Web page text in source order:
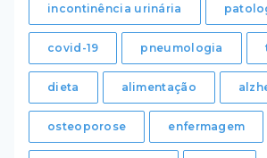
incontinência urinária
covid-19 pneumologia
dieta alimentação
osteoporose enfermagem